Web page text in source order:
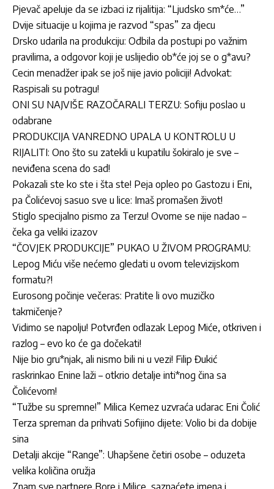
Pjevač apeluje da se izbaci iz rijalitija: “Ljudsko sm*će…”
Dvije situacije u kojima je razvod “spas” za djecu
Drsko udarila na produkciju: Odbila da postupi po važnim
pravilima, a odgovor koji je uslijedio ob*će joj se o g*avu?
Cecin menadžer ipak se još nije javio policiji! Advokat:
Raspisali su potragu!
ONI SU NAJVIŠE RAZOČARALI TERZU: Sofiju poslao u
odabrane
PRODUKCIJA VANREDNO UPALA U KONTROLU U
RIJALITI: Ono što su zatekli u kupatilu šokiralo je sve –
neviđena scena do sad!
Pokazali ste ko ste i šta ste! Peja opleo po Gastozu i Eni,
pa Čolićevoj sasuo sve u lice: Imaš promašen život!
Stiglo specijalno pismo za Terzu! Ovome se nije nadao –
čeka ga veliki izazov
“ČOVJEK PRODUKCIJE” PUKAO U ŽIVOM PROGRAMU:
Lepog Miću više nećemo gledati u ovom televizijskom
formatu?!
Eurosong počinje večeras: Pratite li ovo muzičko
takmičenje?
Vidimo se napolju! Potvrđen odlazak Lepog Miće, otkriven i
razlog – evo ko će ga dočekati!
Nije bio gru*njak, ali nismo bili ni u vezi! Filip Đukić
raskrinkao Enine laži – otkrio detalje inti*nog čina sa
Čolićevom!
“Tužbe su spremne!” Milica Kemez uzvraća udarac Eni Čolić
Terza spreman da prihvati Sofijino dijete: Volio bi da dobije
sina
Detalji akcije “Range”: Uhapšene četiri osobe – oduzeta
velika količina oružja
Znam sve partnere Bore i Milice, saznaćete imena i